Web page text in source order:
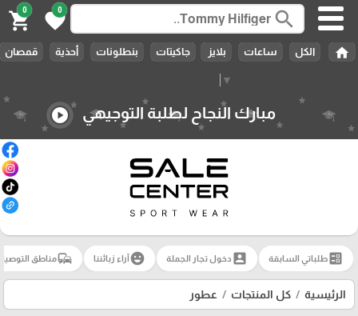
▼
search
0
favorite
0
shopping_cart
home الكل ساعات بلايز جاكيتات بنطلونات أحذية قمصان
مبارك النجاح لطلبة التوجيهي play_circle
ballotطلباتي السابقة account_box دخول تجار الجملة emoji_emotionsآراء زبائننا commuteمناطق
الرئيسية كل المنتجات عطور